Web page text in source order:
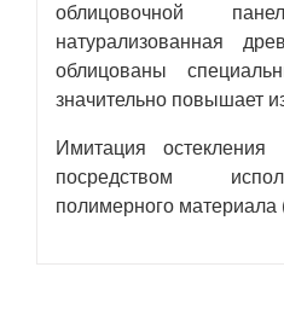
облицовочной
натурализованная
облицованы
значительно повышает
Имитация
посредством
полимерного материала